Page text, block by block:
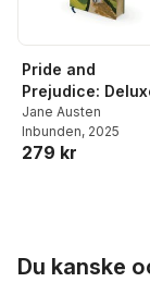
Pride and
Prejudice:
Painted Edition
Jane Austen
Inbunden, 2025
279 kr
Du kanske